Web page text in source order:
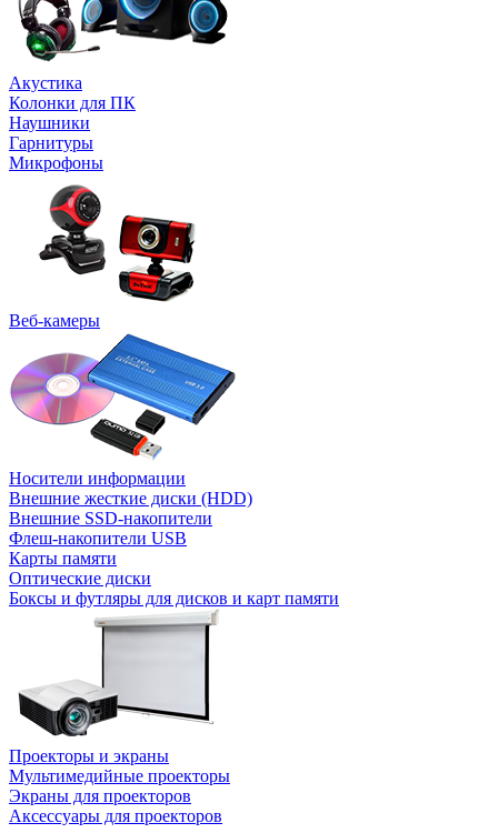
Акустика
Колонки для ПК
Наушники
Гарнитуры
Микрофоны
Веб-камеры
Носители информации
Внешние жесткие диски (HDD)
Внешние SSD-накопители
Флеш-накопители USB
Карты памяти
Оптические диски
Боксы и футляры для дисков и карт памяти
Проекторы и экраны
Мультимедийные проекторы
Экраны для проекторов
Аксессуары для проекторов